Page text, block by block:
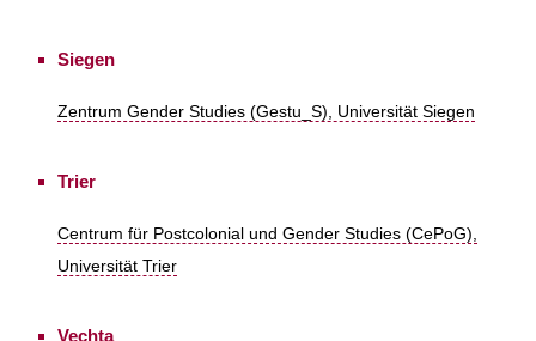
Siegen
Zentrum Gender Studies (Gestu_S), Universität Siegen
Trier
Centrum für Postcolonial und Gender Studies (CePoG),
Universität Trier
Vechta